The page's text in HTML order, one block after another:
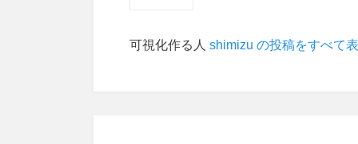
可視化作る人 shimizu の投稿をすべて